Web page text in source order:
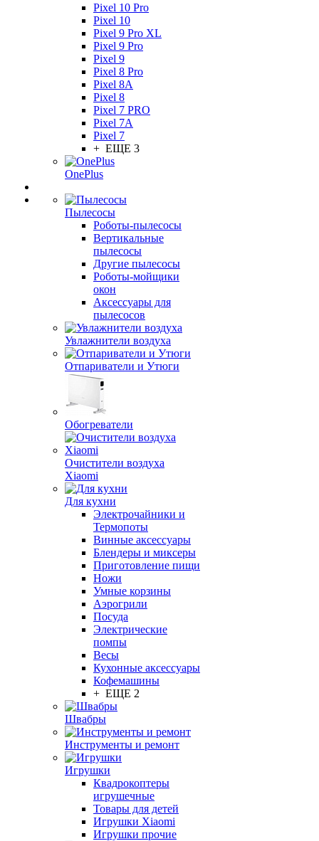
Pixel 10 Pro
Pixel 10
Pixel 9 Pro XL
Pixel 9 Pro
Pixel 9
Pixel 8 Pro
Pixel 8A
Pixel 8
Pixel 7 PRO
Pixel 7A
Pixel 7
+ ЕЩЕ 3
OnePlus
Пылесосы
Роботы-пылесосы
Вертикальные
пылесосы
Другие пылесосы
Роботы-мойщики
окон
Аксессуары для
пылесосов
Увлажнители воздуха
Отпариватели и Утюги
Обогреватели
Очистители воздуха
Xiaomi
Для кухни
Электрочайники и
Термопоты
Винные аксессуары
Блендеры и миксеры
Приготовление пищи
Ножи
Умные корзины
Аэрогрили
Посуда
Электрические
помпы
Весы
Кухонные аксессуары
Кофемашины
+ ЕЩЕ 2
Швабры
Инструменты и ремонт
Игрушки
Квадрокоптеры
игрушечные
Товары для детей
Игрушки Xiaomi
Игрушки прочие